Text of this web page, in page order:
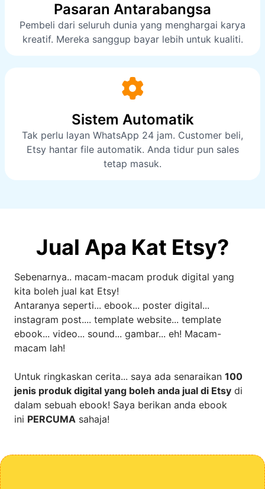
Pasaran Antarabangsa
Pembeli dari seluruh dunia yang menghargai karya
kreatif. Mereka sanggup bayar lebih untuk kualiti.
Sistem Automatik
Tak perlu layan WhatsApp 24 jam. Customer beli,
Etsy hantar file automatik. Anda tidur pun sales
tetap masuk.
Jual Apa Kat Etsy?
Sebenarnya.. macam-macam produk digital yang
kita boleh jual kat Etsy!
Antaranya seperti... ebook... poster digital...
instagram post.... template website... template
ebook... video... sound... gambar... eh! Macam-
macam lah!
Untuk ringkaskan cerita... saya ada senaraikan 100
jenis produk digital yang boleh anda jual di Etsy di
dalam sebuah ebook! Saya berikan anda ebook
ini PERCUMA sahaja!